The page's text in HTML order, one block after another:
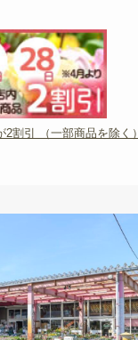
割引 （一部商品を除く）